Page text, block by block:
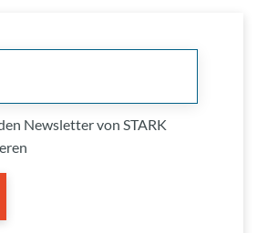
Newsletter von STARK